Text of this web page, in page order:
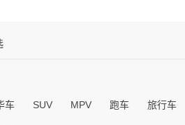
车 SUV MPV 跑车 旅行车